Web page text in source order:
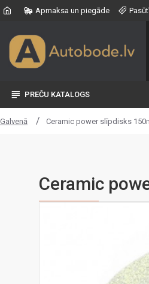
Apmaksa un piegāde
PREČU KATALOGS
Galvenā Ceramic power slīpdisks
Ceramic